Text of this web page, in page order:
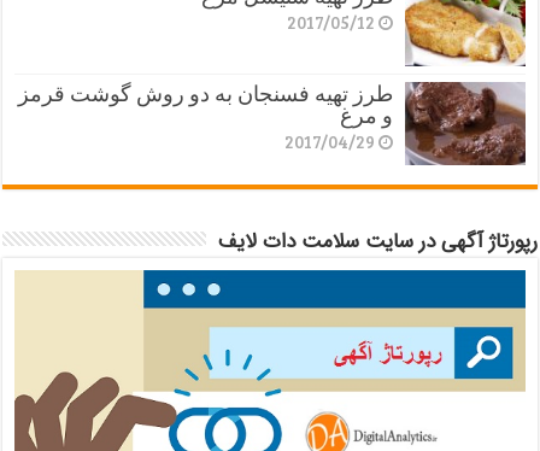
2017/05/12
طرز تهیه فسنجان به دو روش گوشت قرمز
و مرغ
2017/04/29
رپورتاژ آگهی در سایت سلامت دات لایف